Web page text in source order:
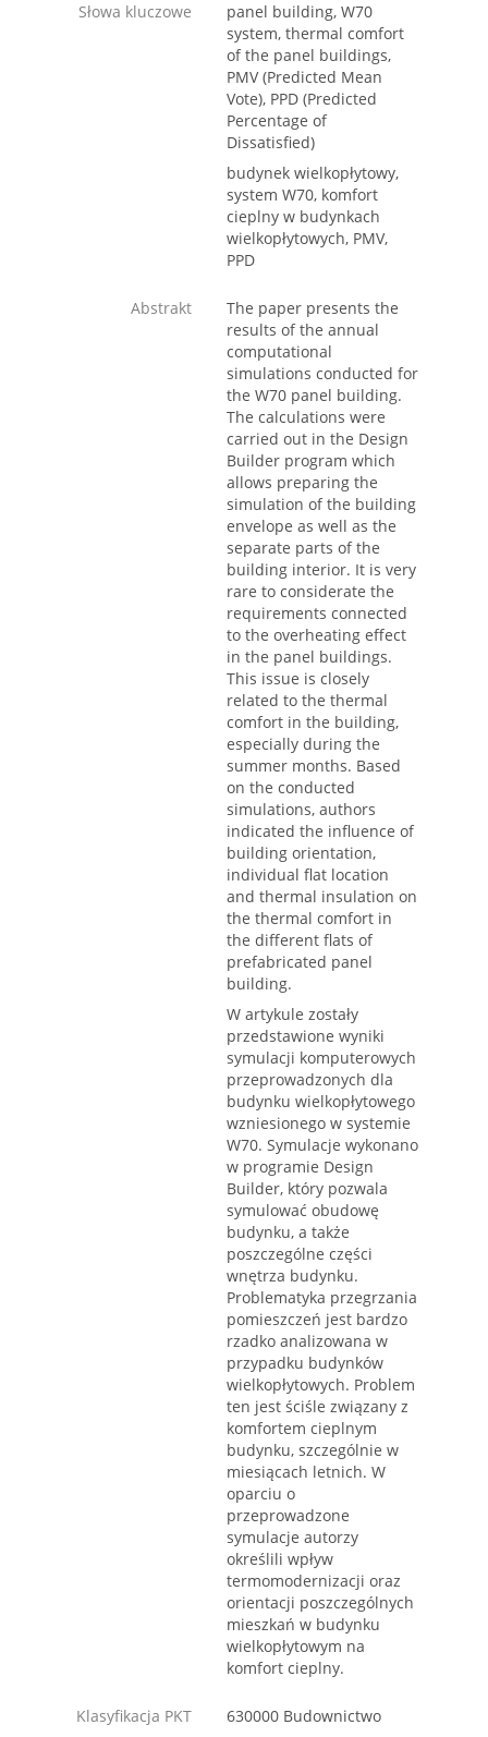
Słowa kluczowe
panel building, W70
system, thermal comfort
of the panel buildings,
PMV (Predicted Mean
Vote), PPD (Predicted
Percentage of
Dissatisfied)
budynek wielkopłytowy,
system W70, komfort
cieplny w budynkach
wielkopłytowych, PMV,
PPD
Abstrakt
The paper presents the
results of the annual
computational
simulations conducted for
the W70 panel building.
The calculations were
carried out in the Design
Builder program which
allows preparing the
simulation of the building
envelope as well as the
separate parts of the
building interior. It is very
rare to considerate the
requirements connected
to the overheating effect
in the panel buildings.
This issue is closely
related to the thermal
comfort in the building,
especially during the
summer months. Based
on the conducted
simulations, authors
indicated the influence of
building orientation,
individual flat location
and thermal insulation on
the thermal comfort in
the different flats of
prefabricated panel
building.
W artykule zostały
przedstawione wyniki
symulacji komputerowych
przeprowadzonych dla
budynku wielkopłytowego
wzniesionego w systemie
W70. Symulacje wykonano
w programie Design
Builder, który pozwala
symulować obudowę
budynku, a także
poszczególne części
wnętrza budynku.
Problematyka przegrzania
pomieszczeń jest bardzo
rzadko analizowana w
przypadku budynków
wielkopłytowych. Problem
ten jest ściśle związany z
komfortem cieplnym
budynku, szczególnie w
miesiącach letnich. W
oparciu o
przeprowadzone
symulacje autorzy
określili wpływ
termomodernizacji oraz
orientacji poszczególnych
mieszkań w budynku
wielkopłytowym na
komfort cieplny.
Klasyfikacja PKT 630000 Budownictwo